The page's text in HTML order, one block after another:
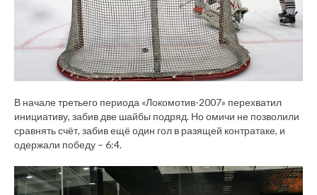
В начале третьего периода «Локомотив-2007» перехватил
инициативу, забив две шайбы подряд. Но омичи не позволили
сравнять счёт, забив ещё один гол в разящей контратаке, и
одержали победу – 6:4.